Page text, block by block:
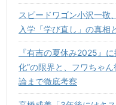
スピードワゴン小沢一敬
入学「学び直し」の真相
『有吉の夏休み2025』
化”の限界と、フワちゃ
論まで徹底考察